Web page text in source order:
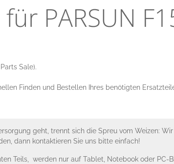
PARSUN
Sale).
Finden und Bestellen Ihres benötigten
geht, trennt sich die Spreu vom Weizen:
dann kontaktieren Sie uns bitte einfach!
Teils, werden nur auf Tablet, Notebook oder PC-